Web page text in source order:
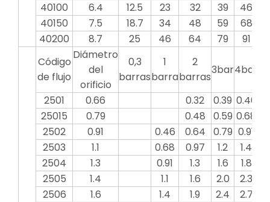
40100
6.4 12.5 23 32 39 46
40150
7.5 18.7 34 48 59 68
40200
8.7 25 46 64 79 91
Código
de flujo
Diámetro
del
orificio
0,3
barras
1
barra
2
barras
3bar4bar
2501 0.66 0.32 0.39 0.46
25015
0.79 0.48 0.59 0.68
2502
0.91 0.46 0.64 0.79 0.91
2503
1.1 0.68 0.97 1.2 1.4
2504
1.3 0.91 1.3 1.6 1.8
2505
1.4 1.1 1.6 2.0 2.3
2506
1.6 1.4 1.9 2.4 2.7